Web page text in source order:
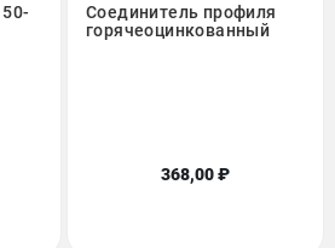
Соединитель профиля
горячеоцинкованный
368,00 ₽